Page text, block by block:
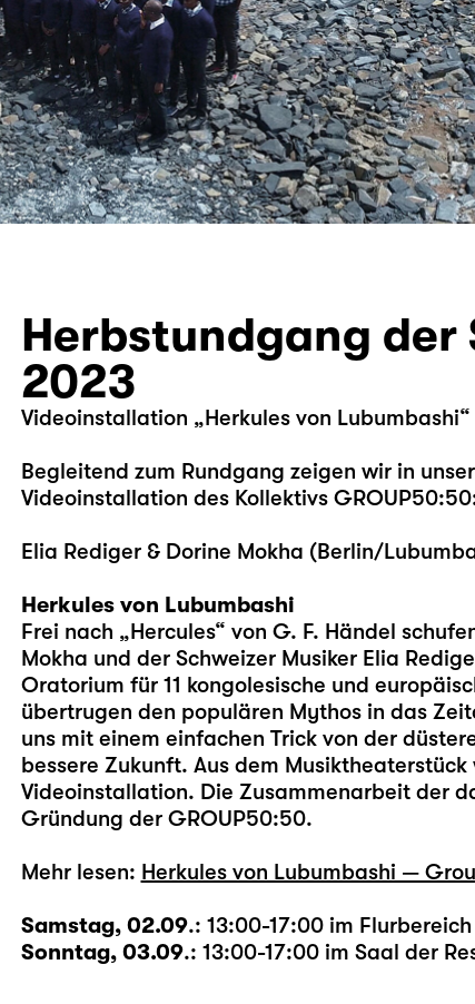
Herbstundgang
2023
Videoinstallation „Herkules von
Begleitend zum Rundgang zeigen wir in
Videoinstallation des Kollektivs
Elia Rediger & Dorine Mokha (Berlin/
Herkules von Lubumbashi
Frei nach „Hercules“ von G. F. Händel
Mokha und der Schweizer Musiker Elia
Oratorium für 11 kongolesische und
übertrugen den populären Mythos in das
uns mit einem einfachen Trick von der
bessere Zukunft. Aus dem
Videoinstallation. Die Zusammenarbeit der
Gründung der GROUP50:50.
Mehr lesen: Herkules von Lubumbashi —
Samstag, 02.09.: 13:00-17:00 im
Sonntag, 03.09.: 13:00-17:00 im Saal der